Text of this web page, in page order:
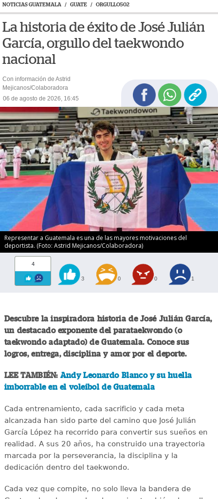
NOTICIAS GUATEMALA / GUATE / ORGULLO502
La historia de éxito de José Julián
García, orgullo del taekwondo
nacional
Con información de Astrid
Mejicanos/Colaboradora
06 de agosto de 2026, 16:45
Representar a Guatemala es una de las mayores motivaciones del
deportista. (Foto: Astrid Mejicanos/Colaboradora)
4
3 0 0 1
Descubre la inspiradora historia de José Julián García,
un destacado exponente del parataekwondo (o
taekwondo adaptado) de Guatemala. Conoce sus
logros, entrega, disciplina y amor por el deporte.
LEE TAMBIÉN: Andy Leonardo Blanco y su huella
imborrable en el voleibol de Guatemala
Cada entrenamiento, cada sacrificio y cada meta
alcanzada han sido parte del camino que José Julián
García López ha recorrido para convertir sus sueños en
realidad. A sus 20 años, ha construido una trayectoria
marcada por la perseverancia, la disciplina y la
dedicación dentro del taekwondo.
Cada vez que compite, no solo lleva la bandera de